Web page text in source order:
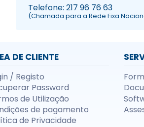
Telefone: 217 96 76 63
(Chamada para a Rede Fixa
DE CLIENTE
/ Registo
Password
de Utilização
de pagamento
de Privacidade